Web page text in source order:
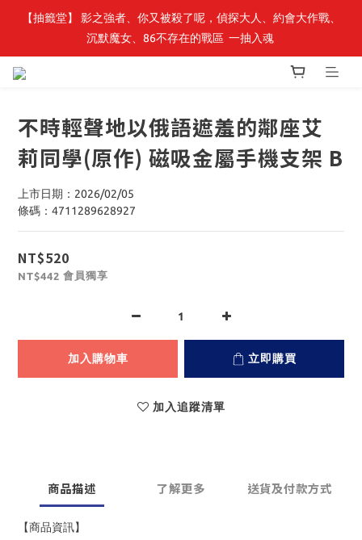
最新開賣🔥「全知讀者視角」 周邊商品
【抽籤堂】 影之強者、你又被殺了呢，偵探大人、約會大作戰、
沉默魔女、86不存在的戰區  一抽入魂
不時輕聲地以俄語遮羞的鄰座艾
莉同學(原作) 磁吸金屬手機支架 B
上市日期：2026/02/05
條碼：4711289628927
NT$520
NT$442 會員獨享
加入購物車 立即購買
加入追蹤清單
商品描述 了解更多 送貨及付款方式
【商品資訊】